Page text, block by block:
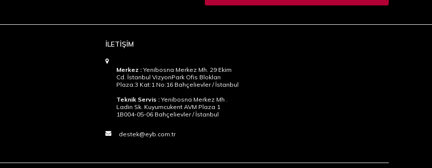
İLETİŞİM
Merkez : Yenibosna Merkez Mh. 29 Ekim
Cd. İstanbul VizyonPark Ofis Blokları
Plaza:3 Kat:1 No:16 Bahçelievler / İstanbul
Teknik Servis : Yenibosna Merkez Mh .
Ladin Sk. Kuyumcukent AVM Plaza 1
1B004-05-06 Bahçelievler / İstanbul
destek@eyb.com.tr